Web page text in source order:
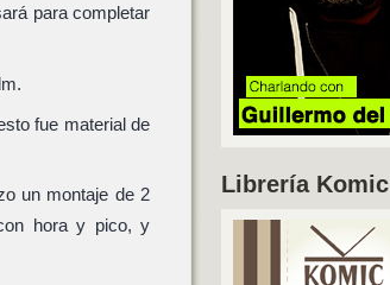
para completar
fue material de
un montaje de 2
hora y pico, y
Librería Komic